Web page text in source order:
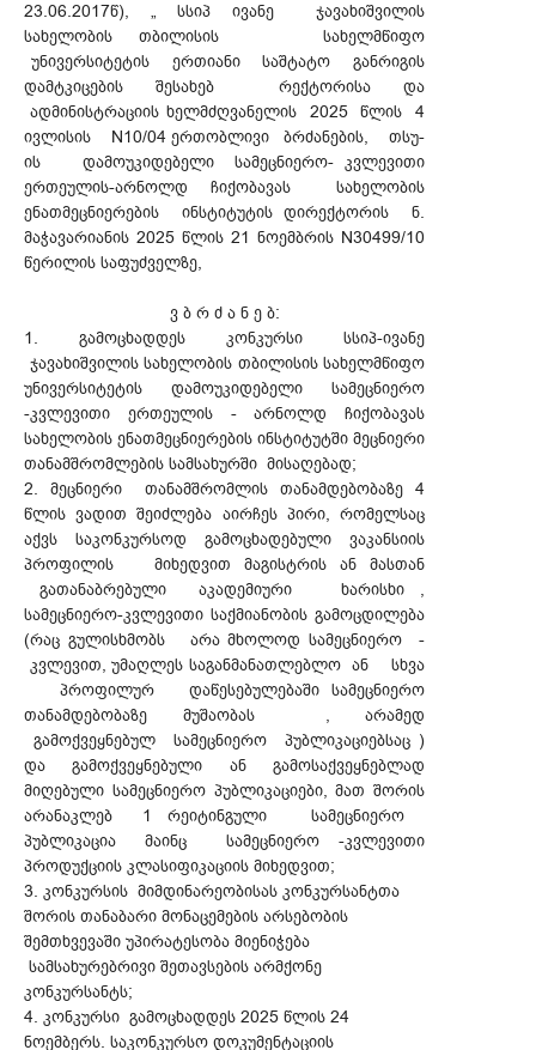
23.06.2017წ), „ სსიპ ივანე ჯავახიშვილის
სახელობის თბილისის სახელმწიფო
უნივერსიტეტის ერთიანი საშტატო განრიგის
დამტკიცების შესახებ რექტორისა და
ადმინისტრაციის ხელმძღვანელის 2025 წლის 4
ივლისის N10/04 ერთობლივი ბრძანების, თსუ-
ის დამოუკიდებელი სამეცნიერო- კვლევითი
ერთეულის-არნოლდ ჩიქობავას სახელობის
ენათმეცნიერების ინსტიტუტის დირექტორის ნ.
მაჭავარიანის 2025 წლის 21 ნოემბრის N30499/10
წერილის საფუძველზე,
ვ ბ რ ძ ა ნ ე ბ:
1. გამოცხადდეს კონკურსი სსიპ-ივანე
ჯავახიშვილის სახელობის თბილისის სახელმწიფო
უნივერსიტეტის დამოუკიდებელი სამეცნიერო
-კვლევითი ერთეულის - არნოლდ ჩიქობავას
სახელობის ენათმეცნიერების ინსტიტუტში მეცნიერი
თანამშრომლების სამსახურში მისაღებად;
2. მეცნიერი თანამშრომლის თანამდებობაზე 4
წლის ვადით შეიძლება აირჩეს პირი, რომელსაც
აქვს საკონკურსოდ გამოცხადებული ვაკანსიის
პროფილის მიხედვით მაგისტრის ან მასთან
გათანაბრებული აკადემიური ხარისხი ,
სამეცნიერო-კვლევითი საქმიანობის გამოცდილება
(რაც გულისხმობს არა მხოლოდ სამეცნიერო -
კვლევით, უმაღლეს საგანმანათლებლო ან სხვა
პროფილურ დაწესებულებაში სამეცნიერო
თანამდებობაზე მუშაობას , არამედ
გამოქვეყნებულ სამეცნიერო პუბლიკაციებსაც )
და გამოქვეყნებული ან გამოსაქვეყნებლად
მიღებული სამეცნიერო პუბლიკაციები, მათ შორის
არანაკლებ 1 რეიტინგული სამეცნიერო
პუბლიკაცია მაინც სამეცნიერო -კვლევითი
პროდუქციის კლასიფიკაციის მიხედვით;
3. კონკურსის მიმდინარეობისას კონკურსანტთა
შორის თანაბარი მონაცემების არსებობის
შემთხვევაში უპირატესობა მიენიჭება
სამსახურებრივი შეთავსების არმქონე
კონკურსანტს;
4. კონკურსი გამოცხადდეს 2025 წლის 24
ნოემბერს. საკონკურსო დოკუმენტაციის